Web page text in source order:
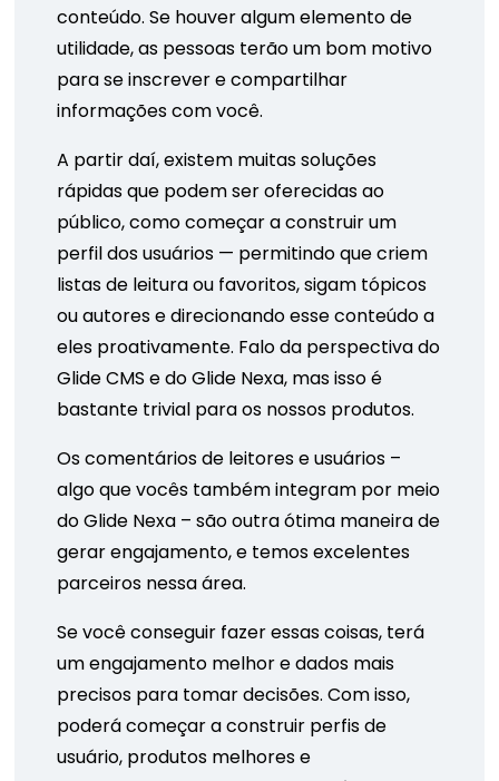
conteúdo. Se houver algum elemento de
utilidade, as pessoas terão um bom motivo
para se inscrever e compartilhar
informações com você.
A partir daí, existem muitas soluções
rápidas que podem ser oferecidas ao
público, como começar a construir um
perfil dos usuários — permitindo que criem
listas de leitura ou favoritos, sigam tópicos
ou autores e direcionando esse conteúdo a
eles proativamente. Falo da perspectiva do
Glide CMS e do Glide Nexa, mas isso é
bastante trivial para os nossos produtos.
Os comentários de leitores e usuários –
algo que vocês também integram por meio
do Glide Nexa – são outra ótima maneira de
gerar engajamento, e temos excelentes
parceiros nessa área.
Se você conseguir fazer essas coisas, terá
um engajamento melhor e dados mais
precisos para tomar decisões. Com isso,
poderá começar a construir perfis de
usuário, produtos melhores e